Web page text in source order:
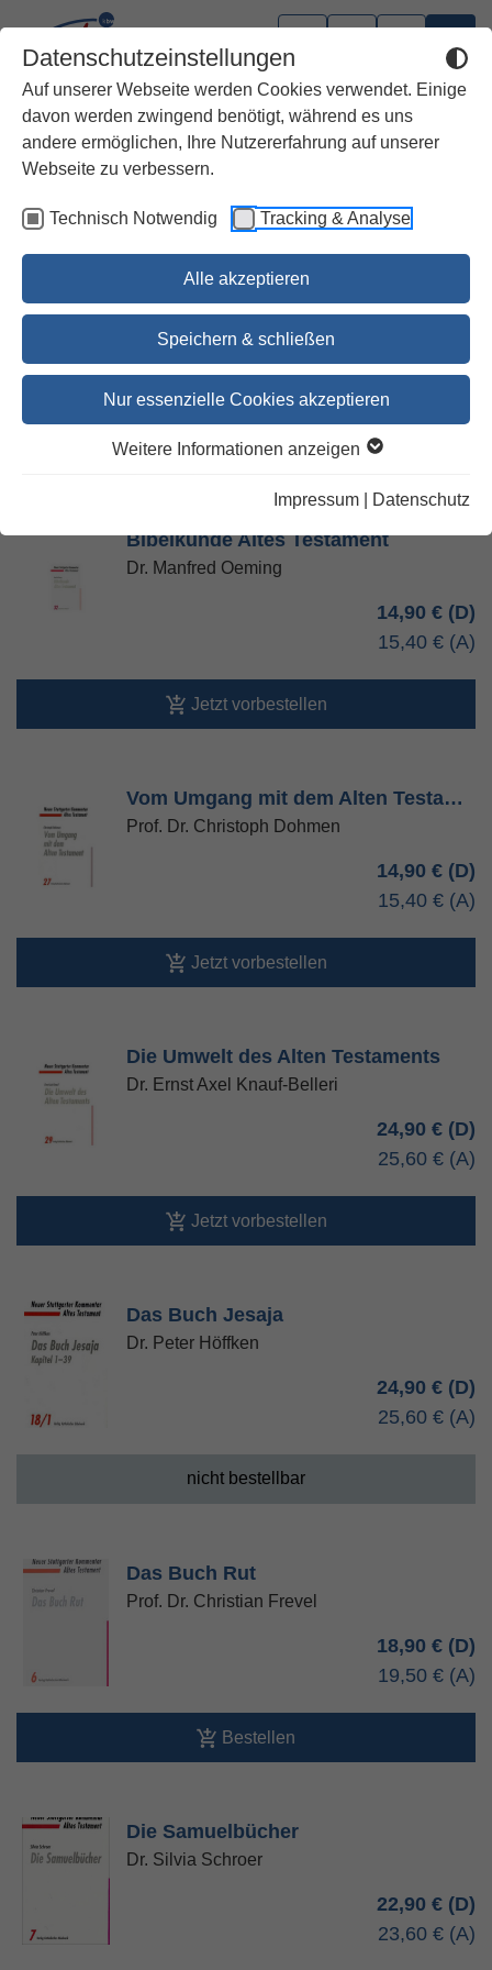
Datenschutzeinstellungen
Auf unserer Webseite werden Cookies verwendet. Einige
davon werden zwingend benötigt, während es uns
andere ermöglichen, Ihre Nutzererfahrung auf unserer
Webseite zu verbessern.
Technisch Notwendig Tracking & Analyse
Alle akzeptieren
Speichern & schließen
Nur essenzielle Cookies akzeptieren
Weitere Informationen anzeigen
Impressum Datenschutz
Neuer Stuttgarter Kommentar
AT (NSK AT)
Das Buch Micha
Dr. Robert Oberforcher
Jetzt vorbestellen
Bibelkunde Altes Testament
Dr. Manfred Oeming
14,90 €
15,40 €
Jetzt vorbestellen
Vom Umgang mit dem Alten Testa…
Prof. Dr. Christoph Dohmen
14,90 €
15,40 €
Jetzt vorbestellen
Die Umwelt des Alten Testaments
Dr. Ernst Axel Knauf-Belleri
24,90 €
25,60 €
Jetzt vorbestellen
Das Buch Jesaja
Dr. Peter Höffken
24,90 €
25,60 €
nicht bestellbar
Das Buch Rut
Prof. Dr. Christian Frevel
18,90 €
19,50 €
Bestellen
Die Samuelbücher
Dr. Silvia Schroer
22,90 €
23,60 €